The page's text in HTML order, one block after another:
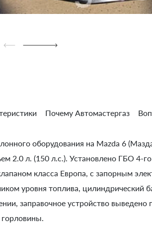
Почему Автомастергаз
оборудования на Mazda 6
2.0 л. (150 л.с.). Установлено ГБО 4-
класса Европа, с запорным
уровня топлива, цилиндрический
заправочное устройство выведено